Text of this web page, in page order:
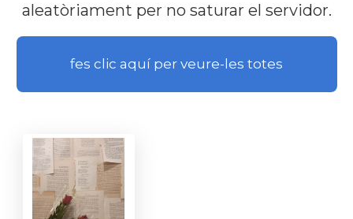
aleatòriament per no saturar el servidor.
fes clic aquí per veure-les totes